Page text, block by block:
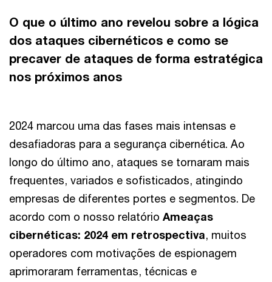
O que o último ano revelou sobre a lógica
dos ataques cibernéticos e como se
precaver de ataques de forma estratégica
nos próximos anos
2024 marcou uma das fases mais intensas e
desafiadoras para a segurança cibernética. Ao
longo do último ano, ataques se tornaram mais
frequentes, variados e sofisticados, atingindo
empresas de diferentes portes e segmentos. De
acordo com o nosso relatório Ameaças
cibernéticas: 2024 em retrospectiva, muitos
operadores com motivações de espionagem
aprimoraram ferramentas, técnicas e